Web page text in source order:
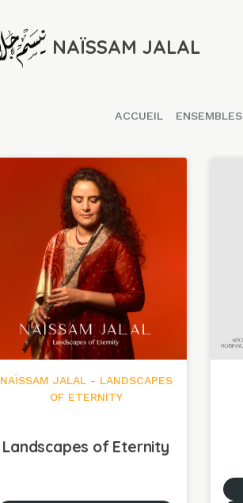
NAÏSSAM JALAL
ACCUEIL ENSEMBLES
NAÏSSAM JALAL - LANDSCAPES
OF ETERNITY
Landscapes of Eternity